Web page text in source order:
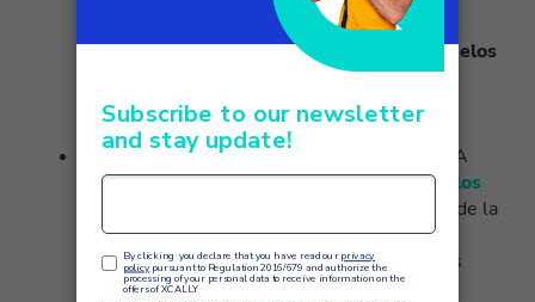
evaluar la calidad y fiabilidad de las
explicaciones proporcionadas por los modelos
. Dichas normas podrían ayudar a
establecer un marco común para evaluar y
comparar las técnicas de explicación.
Integración: se espera que las técnicas de IA
eXplicable secada vez más integradas en los
haciendo de la
transparencia y la interpretación una parte
fundamental de la toma de decisiones de las
máquinas.